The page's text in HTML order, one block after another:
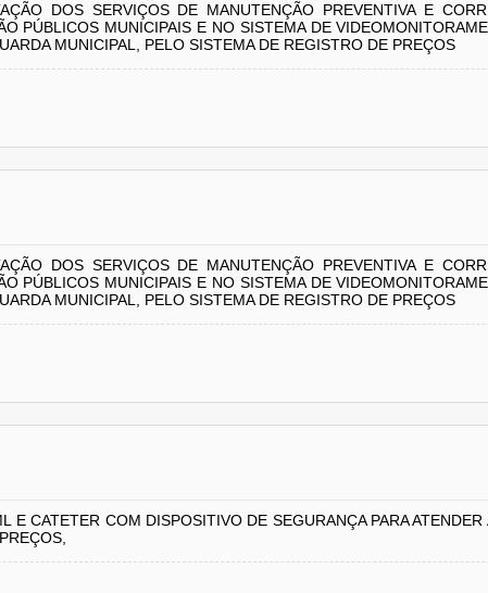
DOS SERVIÇOS DE MANUTENÇÃO PREVENTIVA E
PÚBLICOS MUNICIPAIS E NO SISTEMA DE
MUNICIPAL, PELO SISTEMA DE REGISTRO DE PREÇOS
DOS SERVIÇOS DE MANUTENÇÃO PREVENTIVA E
PÚBLICOS MUNICIPAIS E NO SISTEMA DE
MUNICIPAL, PELO SISTEMA DE REGISTRO DE PREÇOS
CATETER COM DISPOSITIVO DE SEGURANÇA PARA ATENDER